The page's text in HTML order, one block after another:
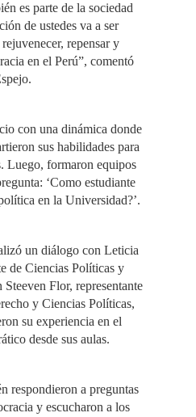
es parte de la sociedad
de ustedes va a ser
repensar y
en el Perú”, comentó
con una dinámica donde
sus habilidades para
Luego, formaron equipos
‘Como estudiante
en la Universidad?’.
un diálogo con Leticia
de Ciencias Políticas y
Flor, representante
y Ciencias Políticas,
su experiencia en el
desde sus aulas.
respondieron a preguntas
y escucharon a los